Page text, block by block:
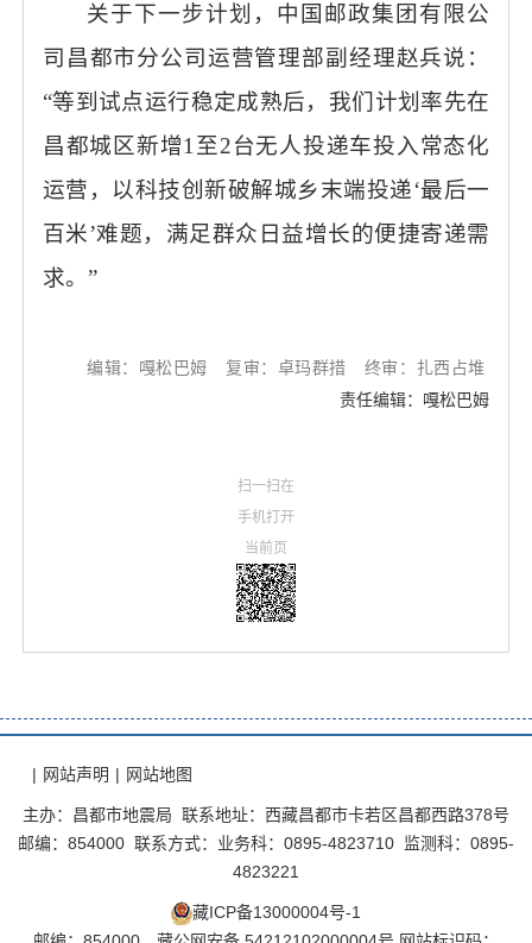
关于下一步计划，中国邮政集团有限公
司昌都市分公司运营管理部副经理赵兵说：
“等到试点运行稳定成熟后，我们计划率先在
昌都城区新增1至2台无人投递车投入常态化
运营，以科技创新破解城乡末端投递‘最后一
百米’难题，满足群众日益增长的便捷寄递需
求。”
编辑：嘎松巴姆 复审：卓玛群措 终审：扎西占堆
责任编辑：嘎松巴姆
扫一扫在
手机打开
当前页
| 网站声明 | 网站地图
主办：昌都市地震局 联系地址：西藏昌都市卡若区昌都西路378号
邮编：854000 联系方式：业务科：0895-4823710 监测科：0895-
4823221
藏ICP备13000004号-1